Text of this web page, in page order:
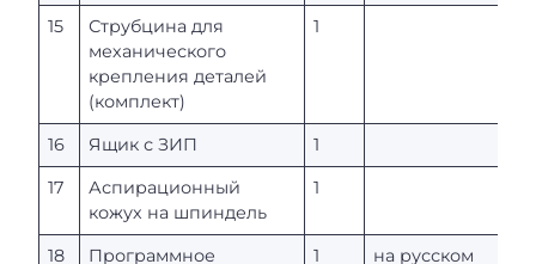
15
Струбцина для
механического
крепления деталей
(комплект)
1
16 Ящик с ЗИП
1
17
Аспирационный
кожух на шпиндель
1
18
Программное
1
на русском